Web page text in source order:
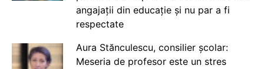
angajații din educație și nu par a fi
respectate
Aura Stănculescu, consilier școlar:
Meseria de profesor este un stres